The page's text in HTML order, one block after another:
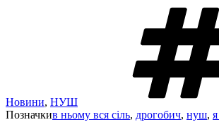
Новини, НУШ
Позначкив ньому вся сіль, дрогобич, нуш,